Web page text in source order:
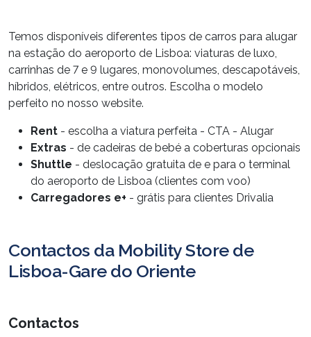
Temos disponíveis diferentes tipos de carros para alugar
na estação do aeroporto de Lisboa: viaturas de luxo,
carrinhas de 7 e 9 lugares, monovolumes, descapotáveis,
híbridos, elétricos, entre outros. Escolha o modelo
perfeito no nosso website.
Rent - escolha a viatura perfeita - CTA - Alugar
Extras - de cadeiras de bebé a coberturas opcionais
Shuttle - deslocação gratuita de e para o terminal
do aeroporto de Lisboa (clientes com voo)
Carregadores e+ - grátis para clientes Drivalia
Contactos da Mobility Store de
Lisboa-Gare do Oriente
Contactos